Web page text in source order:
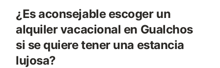
¿Es aconsejable escoger un
alquiler vacacional en Gualchos
si se quiere tener una estancia
lujosa?